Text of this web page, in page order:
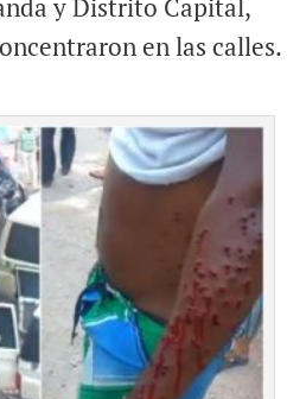
y Distrito Capital,
en las calles.